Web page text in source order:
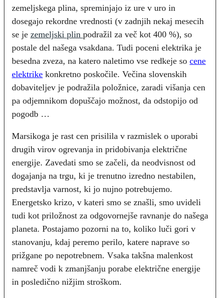
zemeljskega plina, spreminjajo iz ure v uro in
dosegajo rekordne vrednosti (v zadnjih nekaj mesecih
se je zemeljski plin podražil za več kot 400 %), so
postale del našega vsakdana. Tudi poceni elektrika je
besedna zveza, na katero naletimo vse redkeje so cene
elektrike konkretno poskočile. Večina slovenskih
dobaviteljev je podražila položnice, zaradi višanja cen
pa odjemnikom dopuščajo možnost, da odstopijo od
pogodb …
Marsikoga je rast cen prisilila v razmislek o uporabi
drugih virov ogrevanja in pridobivanja električne
energije. Zavedati smo se začeli, da neodvisnost od
dogajanja na trgu, ki je trenutno izredno nestabilen,
predstavlja varnost, ki jo nujno potrebujemo.
Energetsko krizo, v kateri smo se znašli, smo uvideli
tudi kot priložnost za odgovornejše ravnanje do našega
planeta. Postajamo pozorni na to, koliko luči gori v
stanovanju, kdaj peremo perilo, katere naprave so
prižgane po nepotrebnem. Vsaka takšna malenkost
namreč vodi k zmanjšanju porabe električne energije
in posledično nižjim stroškom.